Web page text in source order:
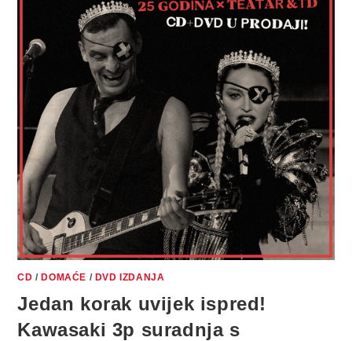
CD /DOMAĆE / DVD IZDANJA
Jedan korak uvijek ispred!
Kawasaki 3p suradnja s